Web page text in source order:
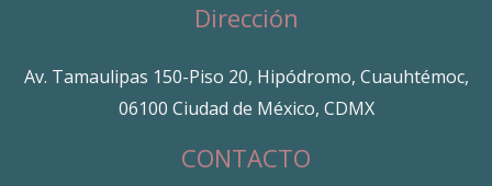
Dirección
Av. Tamaulipas 150-Piso 20, Hipódromo, Cuauhtémoc,
06100 Ciudad de México, CDMX
CONTACTO